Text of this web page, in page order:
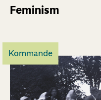
Feminism
Kommande